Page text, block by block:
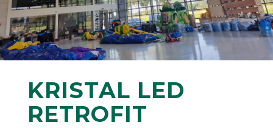
KRISTAL LED
RETROFIT